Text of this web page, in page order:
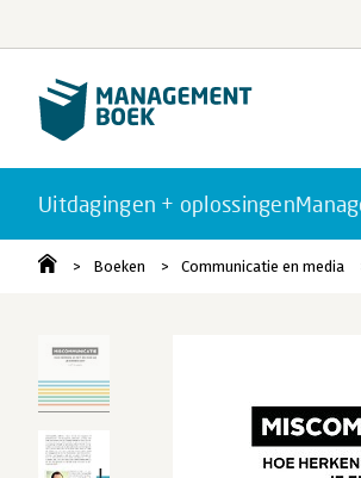
Uitdagingen + oplossingen
Boeken Communicatie en media